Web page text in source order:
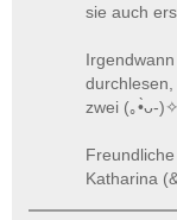
sie auch
zwei (｡•̀ᴗ-)✧
Freundliche
Katharina